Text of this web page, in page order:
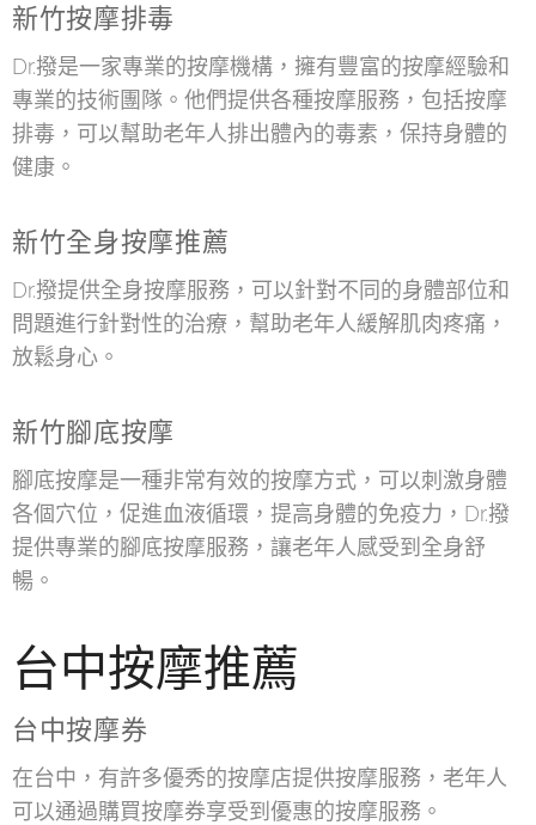
新竹按摩排毒
Dr.撥是一家專業的按摩機構，擁有豐富的按摩經驗和
專業的技術團隊。他們提供各種按摩服務，包括按摩
排毒，可以幫助老年人排出體內的毒素，保持身體的
健康。
新竹全身按摩推薦
Dr.撥提供全身按摩服務，可以針對不同的身體部位和
問題進行針對性的治療，幫助老年人緩解肌肉疼痛，
放鬆身心。
新竹腳底按摩
腳底按摩是一種非常有效的按摩方式，可以刺激身體
各個穴位，促進血液循環，提高身體的免疫力，Dr.撥
提供專業的腳底按摩服務，讓老年人感受到全身舒
暢。
台中按摩推薦
台中按摩券
在台中，有許多優秀的按摩店提供按摩服務，老年人
可以通過購買按摩券享受到優惠的按摩服務。